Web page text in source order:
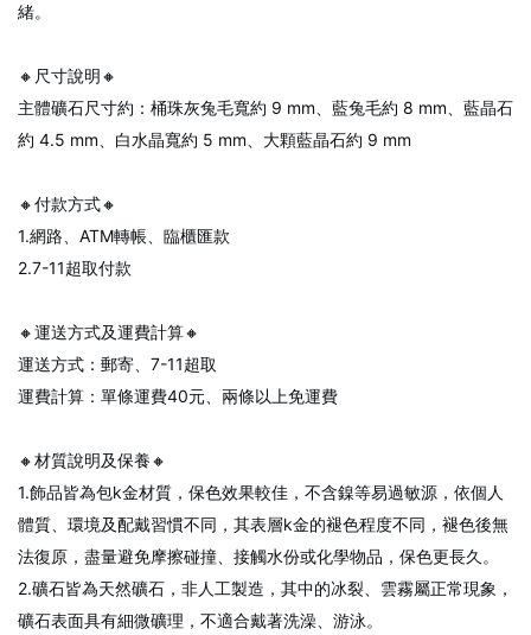
緒。
🔸尺寸說明🔸
主體礦石尺寸約：桶珠灰兔毛寬約 9 mm、藍兔毛約 8 mm、藍晶石
約 4.5 mm、白水晶寬約 5 mm、大顆藍晶石約 9 mm
🔸付款方式🔸
1.網路、ATM轉帳、臨櫃匯款
2.7-11超取付款
🔸運送方式及運費計算🔸
運送方式：郵寄、7-11超取
運費計算：單條運費40元、兩條以上免運費
🔸材質說明及保養🔸
1.飾品皆為包k金材質，保色效果較佳，不含鎳等易過敏源，依個人
體質、環境及配戴習慣不同，其表層k金的褪色程度不同，褪色後無
法復原，盡量避免摩擦碰撞、接觸水份或化學物品，保色更長久。
2.礦石皆為天然礦石，非人工製造，其中的冰裂、雲霧屬正常現象，
礦石表面具有細微礦理，不適合戴著洗澡、游泳。